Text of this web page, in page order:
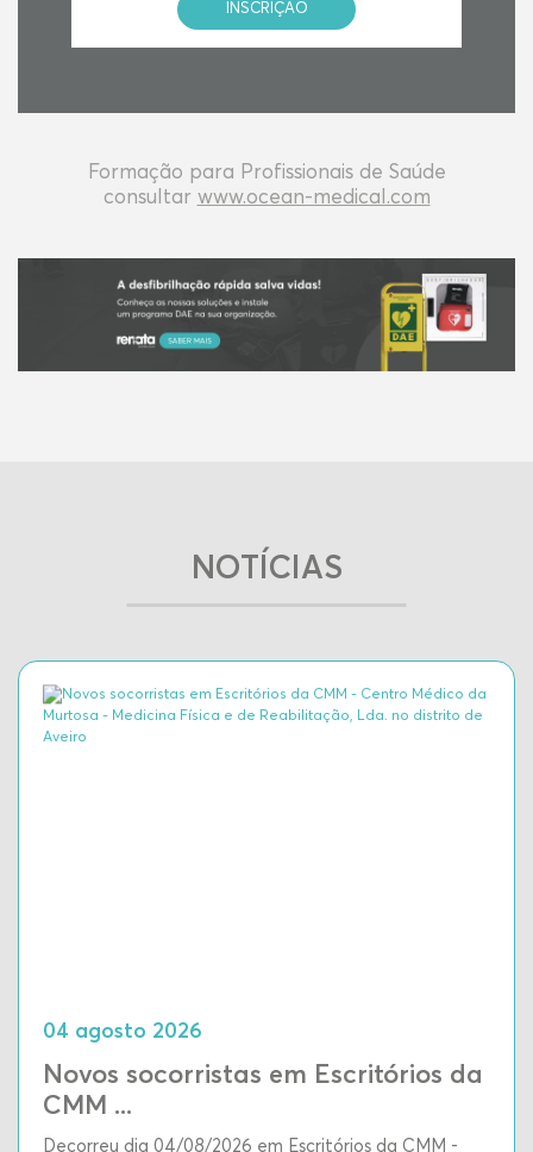
INSCRIÇÃO
Formação para Profissionais de Saúde
consultar www.ocean-medical.com
NOTÍCIAS
04 agosto 2026
Novos socorristas em Escritórios da
CMM ...
Decorreu dia 04/08/2026 em Escritórios da CMM -